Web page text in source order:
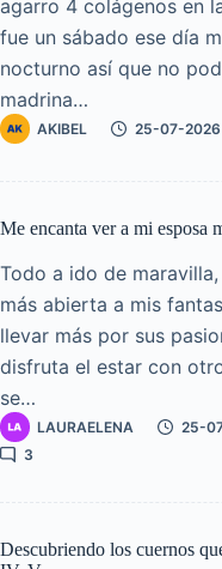
agarro 4 colágenos en
fue un sábado ese día
nocturno así que no
madrina…
AKIBEL 25-07-2026
Me encanta ver a mi esposa
Todo a ido de
más abierta a mis
llevar más por sus
disfruta el estar con
se…
LAURAELENA 25-
3
Descubriendo los cuernos